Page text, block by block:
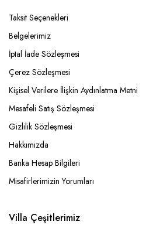
Taksit Seçenekleri
Belgelerimiz
İptal İade Sözleşmesi
Çerez Sözleşmesi
Kişisel Verilere İlişkin Aydınlatma Metni
Mesafeli Satış Sözleşmesi
Gizlilik Sözleşmesi
Hakkımızda
Banka Hesap Bilgileri
Misafirlerimizin Yorumları
Villa Çeşitlerimiz